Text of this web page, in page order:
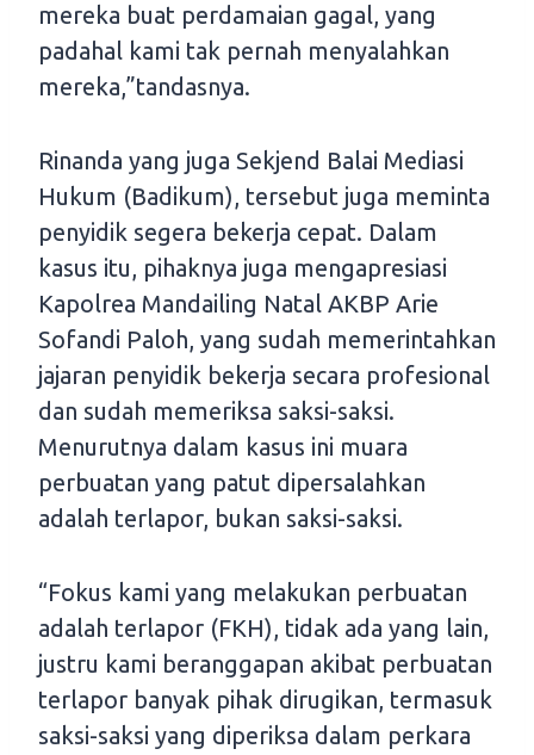
mereka buat perdamaian gagal, yang
padahal kami tak pernah menyalahkan
mereka,”tandasnya.
Rinanda yang juga Sekjend Balai Mediasi
Hukum (Badikum), tersebut juga meminta
penyidik segera bekerja cepat. Dalam
kasus itu, pihaknya juga mengapresiasi
Kapolrea Mandailing Natal AKBP Arie
Sofandi Paloh, yang sudah memerintahkan
jajaran penyidik bekerja secara profesional
dan sudah memeriksa saksi-saksi.
Menurutnya dalam kasus ini muara
perbuatan yang patut dipersalahkan
adalah terlapor, bukan saksi-saksi.
“Fokus kami yang melakukan perbuatan
adalah terlapor (FKH), tidak ada yang lain,
justru kami beranggapan akibat perbuatan
terlapor banyak pihak dirugikan, termasuk
saksi-saksi yang diperiksa dalam perkara